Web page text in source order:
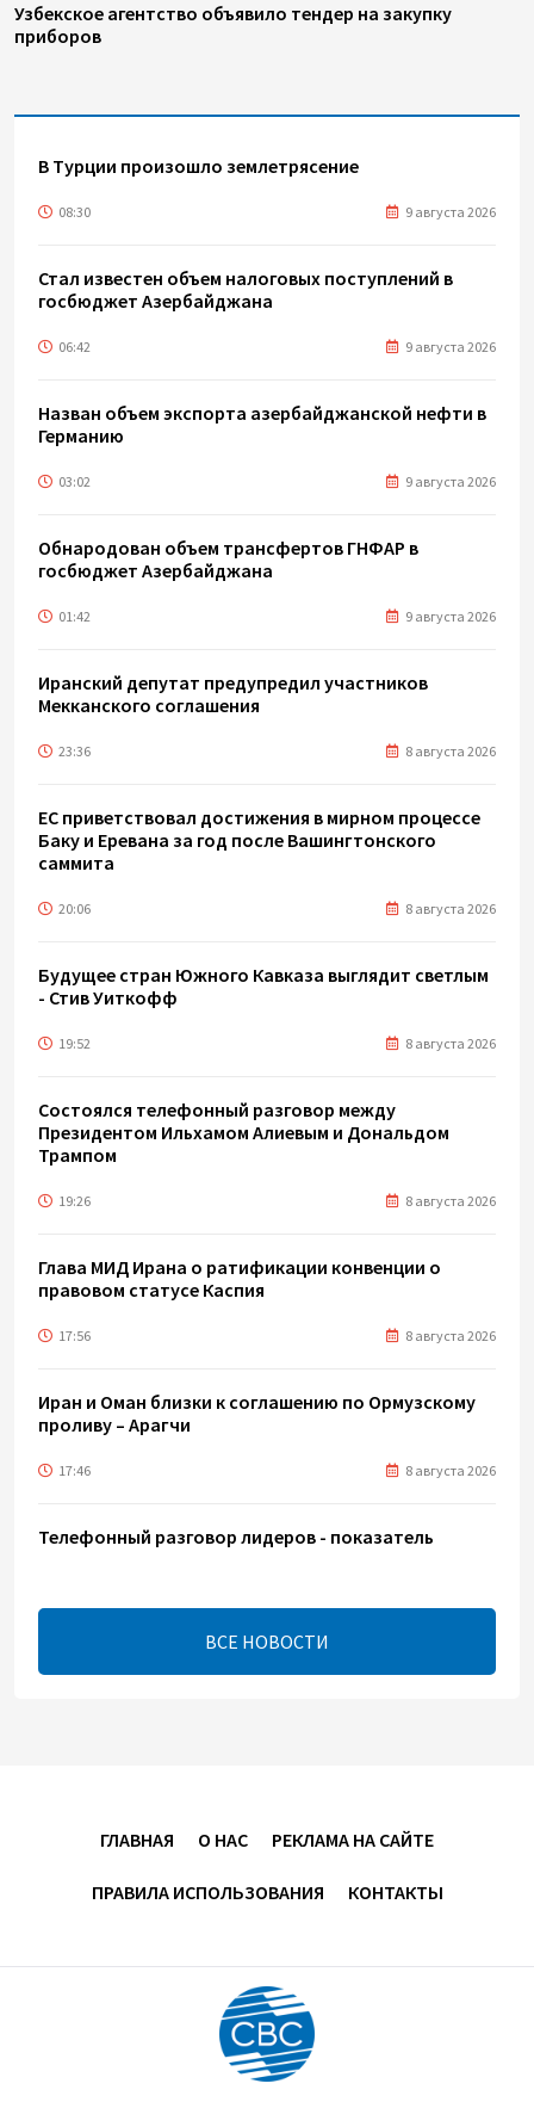
Узбекское агентство объявило тендер на закупку
приборов
В Турции произошло землетрясение
08:30 9 августа 2026
Стал известен объем налоговых поступлений в
госбюджет Азербайджана
06:42 9 августа 2026
Назван объем экспорта азербайджанской нефти в
Германию
03:02 9 августа 2026
Обнародован объем трансфертов ГНФАР в
госбюджет Азербайджана
01:42 9 августа 2026
Иранский депутат предупредил участников
Мекканского соглашения
23:36 8 августа 2026
ЕС приветствовал достижения в мирном процессе
Баку и Еревана за год после Вашингтонского
саммита
20:06 8 августа 2026
Будущее стран Южного Кавказа выглядит светлым
- Стив Уиткофф
19:52 8 августа 2026
Состоялся телефонный разговор между
Президентом Ильхамом Алиевым и Дональдом
Трампом
19:26 8 августа 2026
Глава МИД Ирана о ратификации конвенции о
правовом статусе Каспия
17:56 8 августа 2026
Иран и Оман близки к соглашению по Ормузскому
проливу – Арагчи
17:46 8 августа 2026
Телефонный разговор лидеров - показатель
В минобороны Азербайджана прошло собрание
военных атташе в зарубежных странах (ФОТО)
8 августа 2026
МИД Франции выступил с заявлением по случаю
годовщины Вашингтонского саммита
ВСЕ НОВОСТИ
ГЛАВНАЯ О НАС РЕКЛАМА НА САЙТЕ
ПРАВИЛА ИСПОЛЬЗОВАНИЯ КОНТАКТЫ